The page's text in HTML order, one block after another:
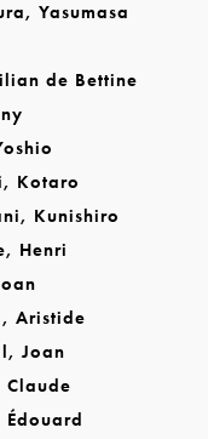
Yasumasa
de Bettine
Kotaro
Kunishiro
Henri
Aristide
Joan
Claude